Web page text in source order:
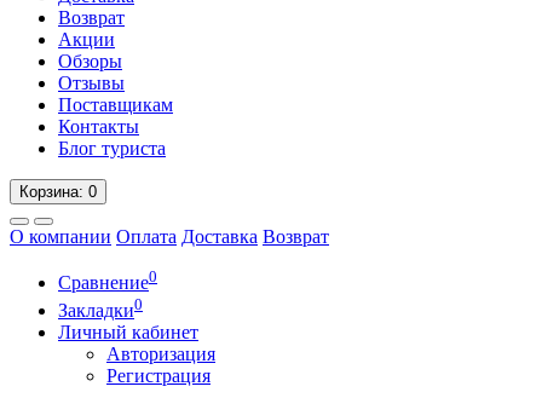
Возврат
Акции
Обзоры
Отзывы
Поставщикам
Контакты
Блог туриста
Корзина: 0
О компании Оплата Доставка Возврат
Сравнение0
Закладки0
Личный кабинет
Авторизация
Регистрация